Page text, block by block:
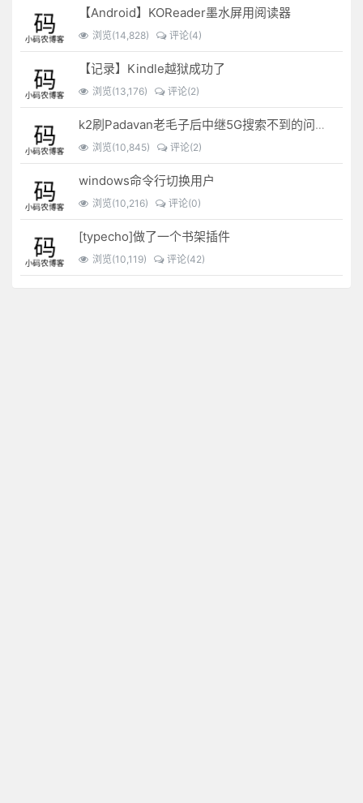
【Android】KOReader墨水屏用阅读器
浏览(14,828) 评论(4)
【记录】Kindle越狱成功了
浏览(13,176) 评论(2)
k2刷Padavan老毛子后中继5G搜索不到的问题解决
浏览(10,845) 评论(2)
windows命令行切换用户
浏览(10,216) 评论(0)
[typecho]做了一个书架插件
浏览(10,119) 评论(42)